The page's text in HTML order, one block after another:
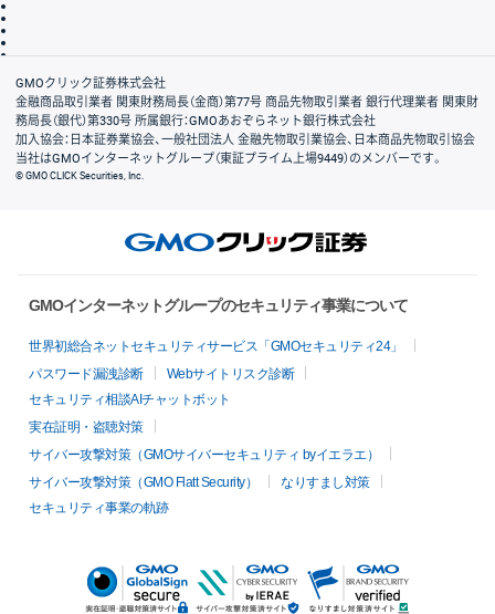
会社案内
GMOクリック証券株式会社
金融商品取引業者 関東財務局長（金商）第77号 商品先物取引業者 銀行代理業者 関東財
務局長（銀代）第330号 所属銀行：GMOあおぞらネット銀行株式会社
加入協会：日本証券業協会、一般社団法人 金融先物取引業協会、日本商品先物取引協会
当社はGMOインターネットグループ（東証プライム上場9449）のメンバーです。
© GMO CLICK Securities, Inc.
GMOインターネットグループのセキュリティ事業について
世界初総合ネットセキュリティサービス「GMOセキュリティ24」
パスワード漏洩診断
Webサイトリスク診断
セキュリティ相談AIチャットボット
実在証明・盗聴対策
サイバー攻撃対策（GMOサイバーセキュリティ byイエラエ）
サイバー攻撃対策（GMO Flatt Security）
なりすまし対策
セキュリティ事業の軌跡